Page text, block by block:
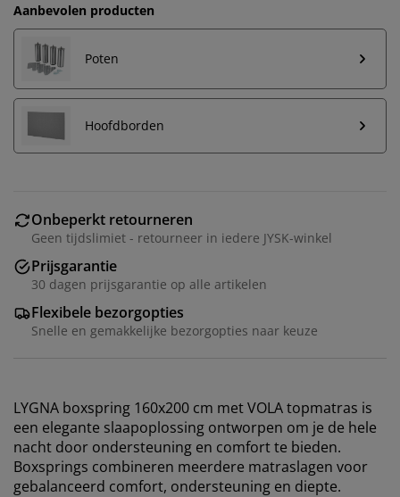
Aanbevolen producten
Poten
Hoofdborden
Onbeperkt retourneren
Geen tijdslimiet - retourneer in iedere JYSK-winkel
Prijsgarantie
30 dagen prijsgarantie op alle artikelen
Flexibele bezorgopties
Snelle en gemakkelijke bezorgopties naar keuze
LYGNA boxspring 160x200 cm met VOLA topmatras is
een elegante slaapoplossing ontworpen om je de hele
nacht door ondersteuning en comfort te bieden.
Boxsprings combineren meerdere matraslagen voor
gebalanceerd comfort, ondersteuning en diepte.